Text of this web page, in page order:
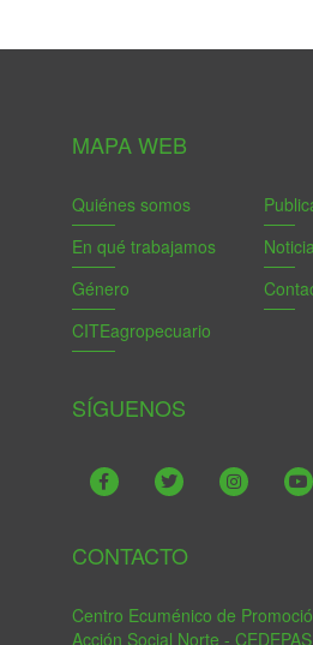
MAPA WEB
Quiénes somos
En qué trabajamos
Género
CITEagropecuario
SÍGUENOS
CONTACTO
Centro Ecuménico de
Acción Social Norte -